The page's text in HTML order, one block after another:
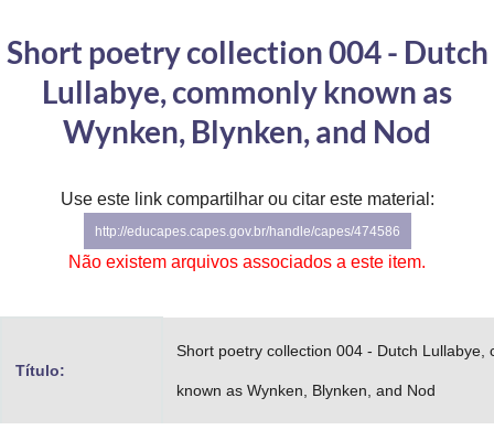
Controladoria-Geral da União
Ministério da Mulher, da Família e dos Direitos Humanos
Secretaria de Governo
Gabinete de Segurança Institucional
Short poetry collection 004 - Dutch
Lullabye, commonly known as
Wynken, Blynken, and Nod
Use este link compartilhar ou citar este material:
http://educapes.capes.gov.br/handle/capes/474586
Não existem arquivos associados a este item.
Título:
Short poetry collection 004 - Dutch Lullabye,
known as Wynken, Blynken, and Nod